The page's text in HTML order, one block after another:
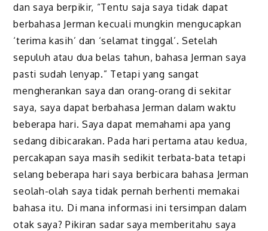
dan saya berpikir, “Tentu saja saya tidak dapat
berbahasa Jerman kecuali mungkin mengucapkan
‘terima kasih’ dan ‘selamat tinggal’. Setelah
sepuluh atau dua belas tahun, bahasa Jerman saya
pasti sudah lenyap.” Tetapi yang sangat
mengherankan saya dan orang-orang di sekitar
saya, saya dapat berbahasa Jerman dalam waktu
beberapa hari. Saya dapat memahami apa yang
sedang dibicarakan. Pada hari pertama atau kedua,
percakapan saya masih sedikit terbata-bata tetapi
selang beberapa hari saya berbicara bahasa Jerman
seolah-olah saya tidak pernah berhenti memakai
bahasa itu. Di mana informasi ini tersimpan dalam
otak saya? Pikiran sadar saya memberitahu saya